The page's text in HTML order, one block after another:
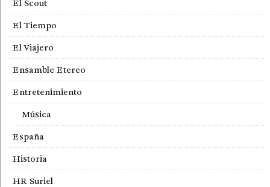
El Scout
El Tiempo
El Viajero
Ensamble Etereo
Entretenimiento
Música
España
Historia
HR Suriel